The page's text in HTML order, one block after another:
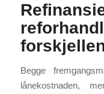
Begge
lånekostnaden,